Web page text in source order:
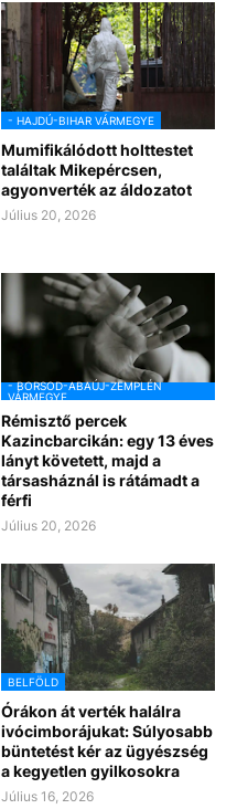
- HAJDÚ-BIHAR VÁRMEGYE
Mumifikálódott holttestet
találtak Mikepércsen,
agyonverték az áldozatot
Július 20, 2026
- BORSOD-ABAÚJ-ZEMPLÉN
VÁRMEGYE
Rémisztő percek
Kazincbarcikán: egy 13 éves
lányt követett, majd a
társasháznál is rátámadt a
férfi
Július 20, 2026
BELFÖLD
Órákon át verték halálra
ivócimborájukat: Súlyosabb
büntetést kér az ügyészség
a kegyetlen gyilkosokra
Július 16, 2026